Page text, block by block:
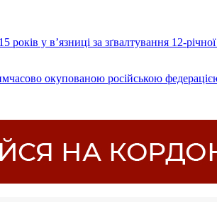
у в’язниці за зґвалтування 12-
окупованою російською